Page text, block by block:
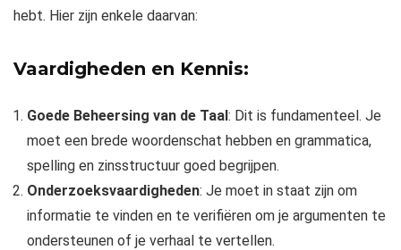
hebt. Hier zijn enkele daarvan:
Vaardigheden en Kennis:
Goede Beheersing van de Taal: Dit is fundamenteel. Je
moet een brede woordenschat hebben en grammatica,
spelling en zinsstructuur goed begrijpen.
Onderzoeksvaardigheden: Je moet in staat zijn om
informatie te vinden en te verifiëren om je argumenten te
ondersteunen of je verhaal te vertellen.